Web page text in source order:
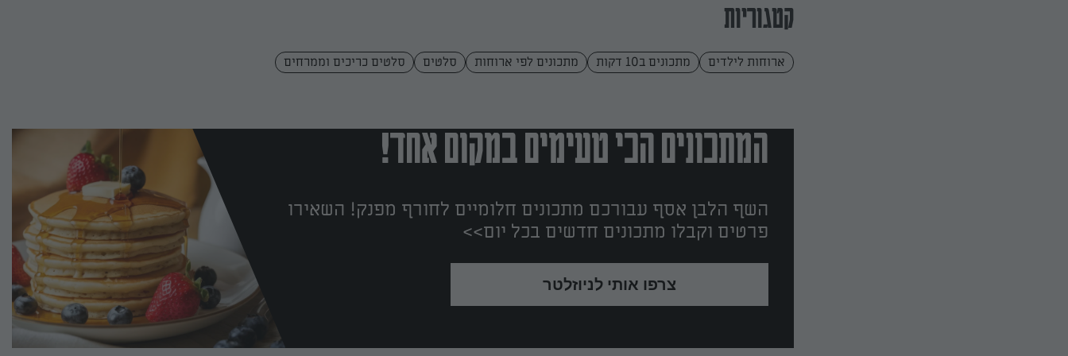
קטגוריות
ארוחות לילדים מתכונים ב10 דקות מתכונים לפי ארוחות סלטים סלטים כריכים וממרחים
המתכונים הכי טעימים במקום אחד!
השף הלבן אסף עבורכם מתכונים חלומיים לחורף מפנק! השאירו
פרטים וקבלו מתכונים חדשים בכל יום>>
צרפו אותי לניוזלטר